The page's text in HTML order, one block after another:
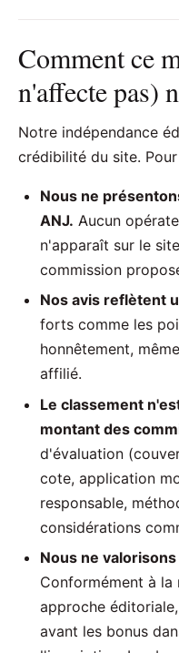
Comment ce
n'affecte pas)
Notre indépendance
crédibilité du site.
Nous ne
ANJ. Aucun
n'apparaît sur le
commission
Nos avis reflètent
forts comme les
honnêtement,
affilié.
Le classement
montant des
d'évaluation
cote, application
responsable,
considérations
Nous ne
Conformément à
approche
avant les bonus